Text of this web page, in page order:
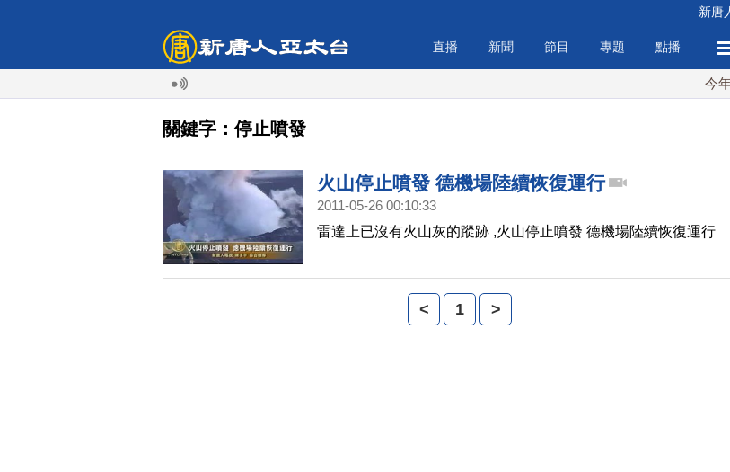
新唐
直播 新聞 節目 專題 點播
今年第
關鍵字：停止噴發
火山停止噴發 德機場陸續恢復運行
2011-05-26 00:10:33
雷達上已沒有火山灰的蹤跡 ,火山停止噴發 德機場陸續恢復運行
< 1 >